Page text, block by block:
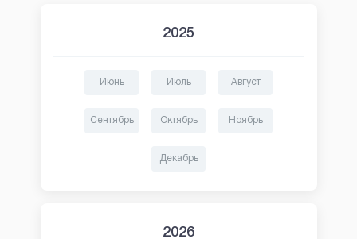
2025
Июнь Июль Август
Сентябрь Октябрь Ноябрь
Декабрь
2026